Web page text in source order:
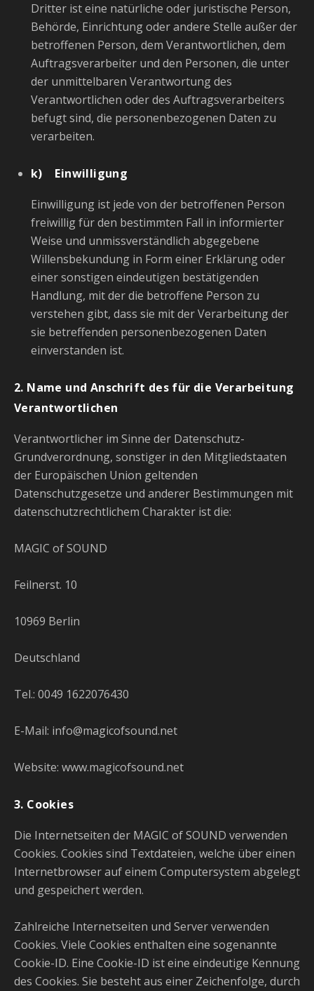
Dritter ist eine natürliche oder juristische Person,
Behörde, Einrichtung oder andere Stelle außer der
betroffenen Person, dem Verantwortlichen, dem
Auftragsverarbeiter und den Personen, die unter
der unmittelbaren Verantwortung des
Verantwortlichen oder des Auftragsverarbeiters
befugt sind, die personenbezogenen Daten zu
verarbeiten.
k) Einwilligung
Einwilligung ist jede von der betroffenen Person
freiwillig für den bestimmten Fall in informierter
Weise und unmissverständlich abgegebene
Willensbekundung in Form einer Erklärung oder
einer sonstigen eindeutigen bestätigenden
Handlung, mit der die betroffene Person zu
verstehen gibt, dass sie mit der Verarbeitung der
sie betreffenden personenbezogenen Daten
einverstanden ist.
2. Name und Anschrift des für die Verarbeitung
Verantwortlichen
Verantwortlicher im Sinne der Datenschutz-
Grundverordnung, sonstiger in den Mitgliedstaaten
der Europäischen Union geltenden
Datenschutzgesetze und anderer Bestimmungen mit
datenschutzrechtlichem Charakter ist die:
MAGIC of SOUND
Feilnerst. 10
10969 Berlin
Deutschland
Tel.: 0049 1622076430
E-Mail: info@magicofsound.net
Website: www.magicofsound.net
3. Cookies
Die Internetseiten der MAGIC of SOUND verwenden
Cookies. Cookies sind Textdateien, welche über einen
Internetbrowser auf einem Computersystem abgelegt
und gespeichert werden.
Zahlreiche Internetseiten und Server verwenden
Cookies. Viele Cookies enthalten eine sogenannte
Cookie-ID. Eine Cookie-ID ist eine eindeutige Kennung
des Cookies. Sie besteht aus einer Zeichenfolge, durch